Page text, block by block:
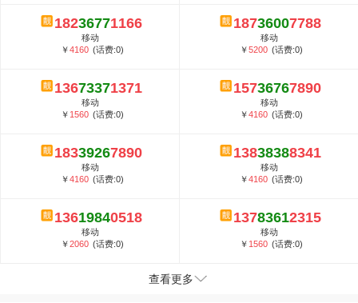
18236771166
移动
￥4160 (话费:0)
18736007788
移动
￥5200 (话费:0)
13673371371
移动
￥ 1560 (话费:0)
15736767890
移动
￥4160 (话费:0)
18339267890
移动
￥4160 (话费:0)
13838388341
移动
￥4160 (话费:0)
13619840518
移动
￥2060 (话费:0)
13783612315
移动
￥ 1560 (话费:0)
查看更多